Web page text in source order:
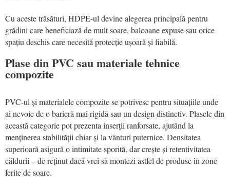
Cu aceste trăsături, HDPE-ul devine alegerea principală pentru
grădini care beneficiază de mult soare, balcoane expuse sau orice
spațiu deschis care necesită protecție ușoară și fiabilă.
Plase din PVC sau materiale tehnice
compozite
PVC-ul și materialele compozite se potrivesc pentru situațiile unde
ai nevoie de o barieră mai rigidă sau un design distinctiv. Plasele din
această categorie pot prezenta inserții ranforsate, ajutând la
menținerea stabilității chiar și la vânturi puternice. Densitatea
superioară asigură o intimitate sporită, dar crește și retentivitatea
căldurii – de reținut dacă vrei să montezi astfel de produse în zone
ferite de soare.